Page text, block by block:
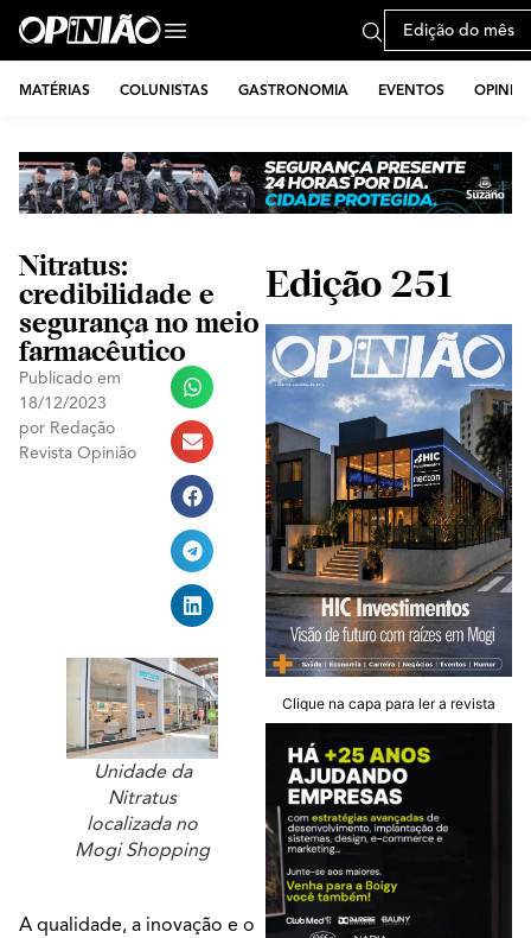
Edição do mês
MATÉRIAS COLUNISTAS GASTRONOMIA EVENTOS
Nitratus:
credibilidade e
segurança no meio
farmacêutico
Publicado em
18/12/2023
por Redação
Revista Opinião
Unidade da
Nitratus
localizada no
Mogi Shopping
A qualidade, a inovação e o
Edição 251
Clique na capa para ler a revista